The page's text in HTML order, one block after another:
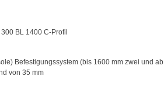
BL 1400 C-Profil
Befestigungssystem (bis 1600 mm zwei und ab
von 35 mm